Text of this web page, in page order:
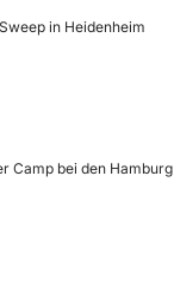
in Heidenheim
Camp bei den Hamburg